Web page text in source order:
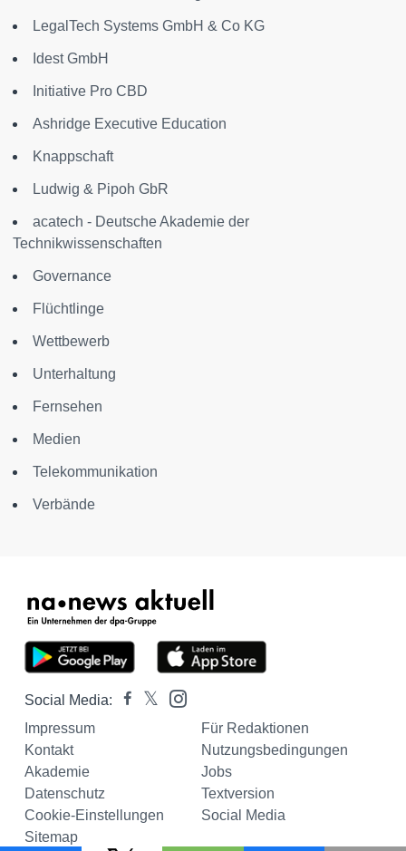
LegalTech Systems GmbH & Co KG
Idest GmbH
Initiative Pro CBD
Ashridge Executive Education
Knappschaft
Ludwig & Pipoh GbR
acatech - Deutsche Akademie der
Technikwissenschaften
Governance
Flüchtlinge
Wettbewerb
Unterhaltung
Fernsehen
Medien
Telekommunikation
Verbände
Social Media:
Impressum
Für Redaktionen
Kontakt
Nutzungsbedingungen
Akademie
Jobs
Datenschutz
Textversion
Cookie-Einstellungen
Social Media
Sitemap